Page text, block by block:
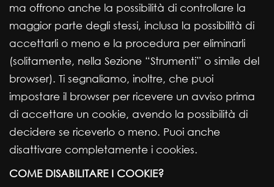
ma offrono anche la possibilità di controllare la
maggior parte degli stessi, inclusa la possibilità di
accettarli o meno e la procedura per eliminarli
(solitamente, nella Sezione “Strumenti” o simile del
browser). Ti segnaliamo, inoltre, che puoi
impostare il browser per ricevere un avviso prima
di accettare un cookie, avendo la possibilità di
decidere se riceverlo o meno. Puoi anche
disattivare completamente i cookies.
COME DISABILITARE I COOKIE?